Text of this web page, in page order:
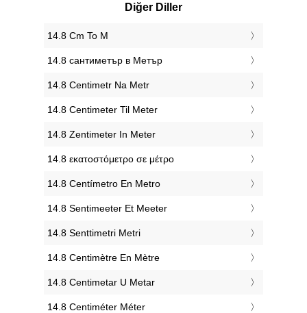
Diğer Diller
‎14.8 Cm To M
‎14.8 сантиметър в Метър
‎14.8 Centimetr Na Metr
‎14.8 Centimeter Til Meter
‎14.8 Zentimeter In Meter
‎14.8 εκατοστόμετρο σε μέτρο
‎14.8 Centímetro En Metro
‎14.8 Sentimeeter Et Meeter
‎14.8 Senttimetri Metri
‎14.8 Centimètre En Mètre
‎14.8 Centimetar U Metar
‎14.8 Centiméter Méter